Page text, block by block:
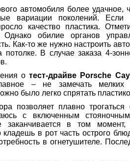
автомобиля более удачное,
вариации поколений.
качество пластика.
Однако обилие органов
Как-то же нужно настроить
потолке. В случае заказа 4-
отест-драйве Porsche
– не замечать мелких
было легко спрятать
позволяет плавно
с включенным
заканчивается в том
кладешь в рот часть острого
в огнетушителе.